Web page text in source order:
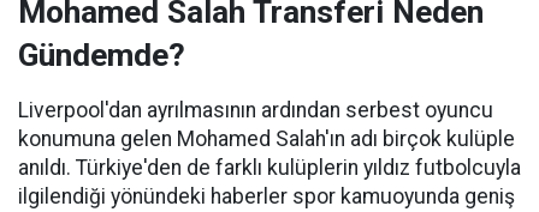
Mohamed Salah Transferi Neden
Gündemde?
Liverpool'dan ayrılmasının ardından serbest oyuncu
konumuna gelen Mohamed Salah'ın adı birçok kulüple
anıldı. Türkiye'den de farklı kulüplerin yıldız futbolcuyla
ilgilendiği yönündeki haberler spor kamuoyunda geniş